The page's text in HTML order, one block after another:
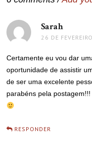
Sarahdisse:
26 DE
Certamente eu vou dar
oportunidade de assistir
de ser uma excelente
parabéns pela postagem!!!
RESPONDER